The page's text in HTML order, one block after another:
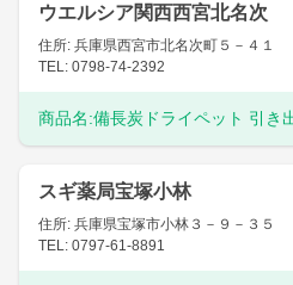
ウエルシア関西西宮北名次
住所: 兵庫県西宮市北名次町５－４１
TEL: 0798-74-2392
商品名:備長炭ドライペット 引き
スギ薬局宝塚小林
住所: 兵庫県宝塚市小林３－９－３５
TEL: 0797-61-8891